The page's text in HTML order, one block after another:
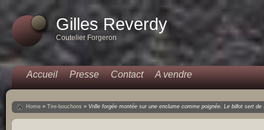
Gilles Reverdy
Coutelier Forgeron
Accueil Presse Contact A vendre
Home » Tire-bouchons » Vrille forgée montée sur une enclume comme poignée. Le billot sert